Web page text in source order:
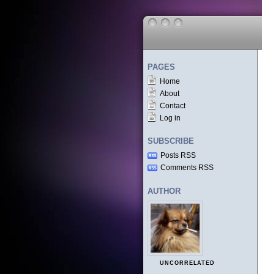
PAGES
Home
About
Contact
Log in
SUBSCRIBE
Posts RSS
Comments RSS
AUTHOR
UNCORRELATED